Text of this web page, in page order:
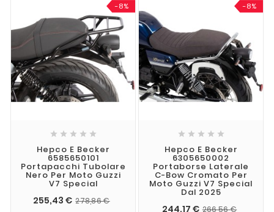
-8%
    
Hepco E Becker
6585650101
Portapacchi Tubolare
Nero Per Moto Guzzi
V7 Special
255,43 € 278,86 €
-8%
    
Hepco E Becker
6305650002
Portaborse Laterale
C-Bow Cromato Per
Moto Guzzi V7 Special
Dal 2025
244,17 € 266,56 €